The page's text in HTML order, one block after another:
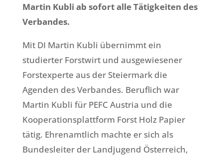
Martin Kubli ab sofort alle Tätigkeiten des
Verbandes.
Mit DI Martin Kubli übernimmt ein
studierter Forstwirt und ausgewiesener
Forstexperte aus der Steiermark die
Agenden des Verbandes. Beruflich war
Martin Kubli für PEFC Austria und die
Kooperationsplattform Forst Holz Papier
tätig. Ehrenamtlich machte er sich als
Bundesleiter der Landjugend Österreich,